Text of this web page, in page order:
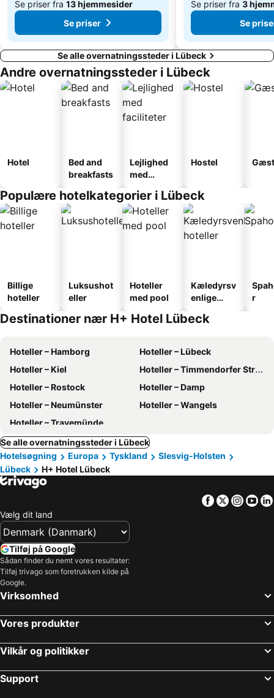
Se priser fra 13 hjemmesider
Se priser
Se priser fra 3
Se
Se alle overnatningssteder i Lübeck
Andre overnatningssteder i Lübeck
Hotel
Bed and
breakfasts
Lejlighed
med
Hostel
Populære hotelkategorier i Lübeck
Billige
hoteller
Luksushot
eller
Hoteller
med pool
Kæledyrsv
enlige
r
Destinationer nær H+ Hotel Lübeck
Hoteller – Hamborg
Hoteller – Lübeck
Hoteller – Kiel
Hoteller – Timmendorfer Strand
Hoteller – Rostock
Hoteller – Damp
Hoteller – Neumünster
Hoteller – Wangels
Hoteller – Travemünde
Se alle overnatningssteder i Lübeck
Hotelsøgning
Europa Tyskland
Slesvig-Holsten
Lübeck
H+ Hotel Lübeck
Facebook
Twitter
Vælg dit land
Tilføj på Google
Sådan finder du nemt vores resultater:
Tilføj trivago som foretrukken kilde på
Google.
Virksomhed
Vores produkter
Vilkår og politikker
Support